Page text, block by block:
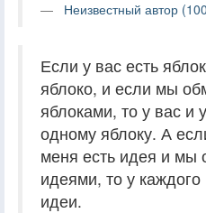
Неизвестный автор
Если у вас есть
яблоко, и если мы
яблоками, то у вас и
одному яблоку. А
меня есть идея и мы
идеями, то у
идеи.